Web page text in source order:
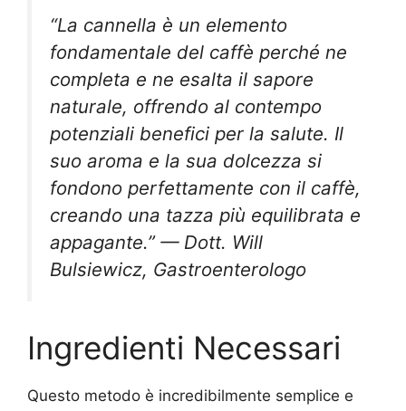
“La cannella è un elemento
fondamentale del caffè perché ne
completa e ne esalta il sapore
naturale, offrendo al contempo
potenziali benefici per la salute. Il
suo aroma e la sua dolcezza si
fondono perfettamente con il caffè,
creando una tazza più equilibrata e
appagante.” — Dott. Will
Bulsiewicz, Gastroenterologo
Ingredienti Necessari
Questo metodo è incredibilmente semplice e